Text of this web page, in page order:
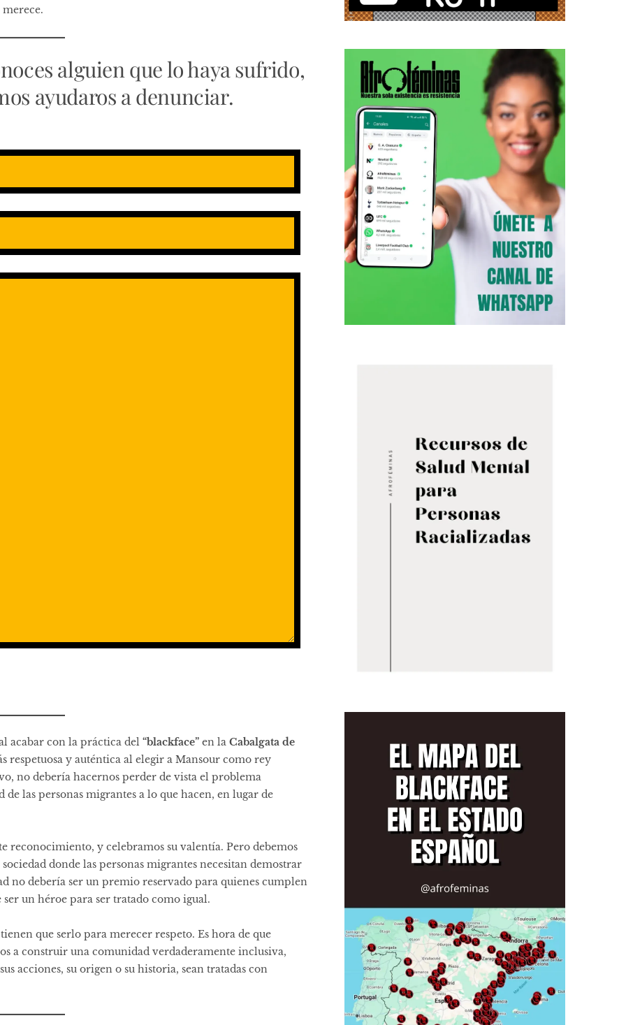
merece.
alguien que lo haya sufrido,
ayudaros a denunciar.
acabar con la práctica del “blackface” en la Cabalgata de
respetuosa y auténtica al elegir a Mansour como rey
no debería hacernos perder de vista el problema
las personas migrantes a lo que hacen, en lugar de
reconocimiento, y celebramos su valentía. Pero debemos
donde las personas migrantes necesitan demostrar
no debería ser un premio reservado para quienes cumplen
un héroe para ser tratado como igual.
que serlo para merecer respeto. Es hora de que
a construir una comunidad verdaderamente inclusiva,
acciones, su origen o su historia, sean tratadas con